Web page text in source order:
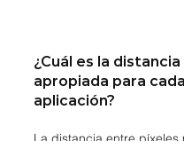
¿Cuál es la distancia
apropiada para cada
aplicación?